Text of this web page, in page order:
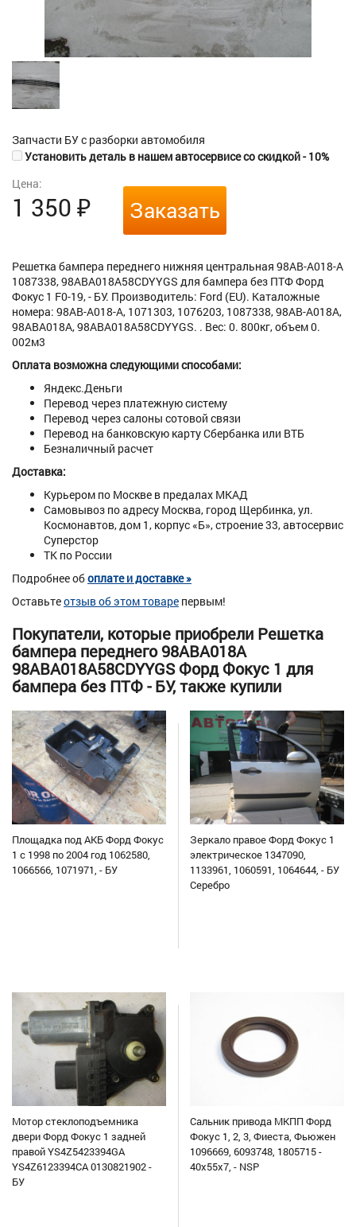
Запчасти БУ с разборки автомобиля
Установить деталь в нашем автосервисе со скидкой - 10%
Цена:
1 350 ₽ Заказать
Решетка бампера переднего нижняя центральная 98AB-A018-A
1087338, 98ABA018A58CDYYGS для бампера без ПТФ Форд
Фокус 1 F0-19, - БУ. Производитель: Ford (EU). Каталожные
номера: 98AB-A018-A, 1071303, 1076203, 1087338, 98AB-A018A,
98ABA018A, 98ABA018A58CDYYGS. . Вес: 0. 800кг, объем 0.
002м3
Оплата возможна следующими способами:
Яндекс.Деньги
Перевод через платежную систему
Перевод через салоны сотовой связи
Перевод на банковскую карту Сбербанка или ВТБ
Безналичный расчет
Доставка:
Курьером по Москве в предалах МКАД
Самовывоз по адресу Москва, город Щербинка, ул.
Космонавтов, дом 1, корпус «Б», строение 33, автосервис
Суперстор
ТК по России
Подробнее обоплате и доставке »
Оставьтеотзыв об этом товаре первым!
Покупатели, которые приобрели Решетка
бампера переднего 98ABA018A
98ABA018A58CDYYGS Форд Фокус 1 для
бампера без ПТФ - БУ, также купили
Площадка под АКБ Форд Фокус
1 с 1998 по 2004 год 1062580,
1066566, 1071971, - БУ
Зеркало правое Форд Фокус 1
электрическое 1347090,
1133961, 1060591, 1064644, - БУ
Серебро
Мотор стеклоподъемника
двери Форд Фокус 1 задней
правой YS4Z5423394GA
YS4Z6123394CA 0130821902 -
БУ
Сальник привода МКПП Форд
Фокус 1, 2, 3, Фиеста, Фьюжен
1096669, 6093748, 1805715 -
40x55x7, - NSP